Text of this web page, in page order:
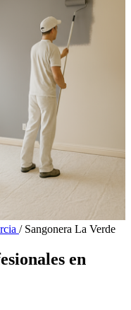
/ Sangonera La Verde
en